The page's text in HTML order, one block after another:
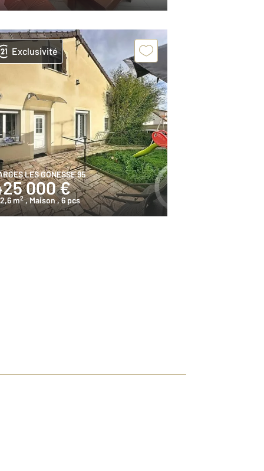
Exclusivité
LES GONESSE 95
000 €
m2 , Maison, 6 pcs